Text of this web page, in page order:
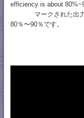
efficiency is about
マークされた出力電
80％〜90％です。